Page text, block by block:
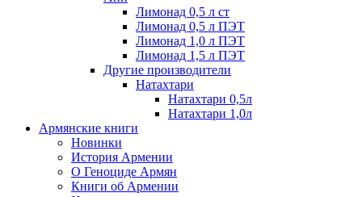
Лимонад 0,5 л ст
Лимонад 0,5 л ПЭТ
Лимонад 1,0 л ПЭТ
Лимонад 1,5 л ПЭТ
Другие производители
Натахтари
Натахтари 0,5л
Натахтари 1,0л
Армянские книги
Новинки
История Армении
О Геноциде Армян
Книги об Армении